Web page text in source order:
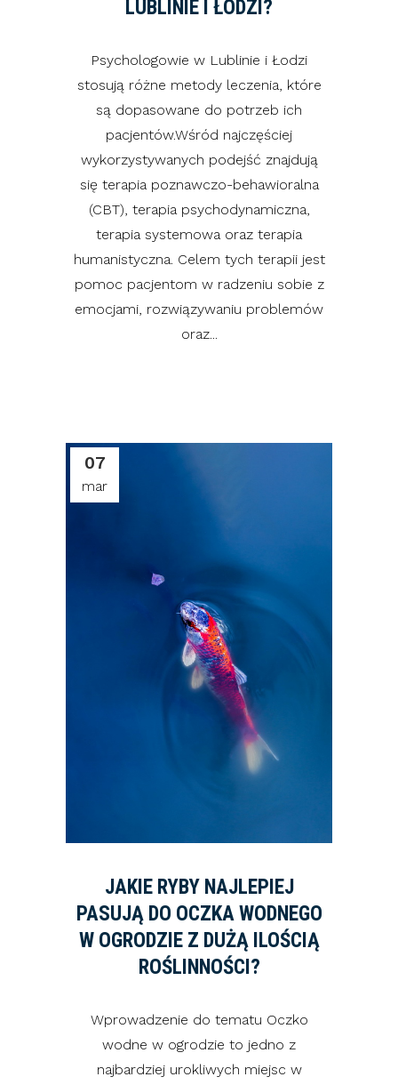
LUBLINIE I ŁODZI?
Psychologowie w Lublinie i Łodzi
stosują różne metody leczenia, które
są dopasowane do potrzeb ich
pacjentów.Wśród najczęściej
wykorzystywanych podejść znajdują
się terapia poznawczo-behawioralna
(CBT), terapia psychodynamiczna,
terapia systemowa oraz terapia
humanistyczna. Celem tych terapii jest
pomoc pacjentom w radzeniu sobie z
emocjami, rozwiązywaniu problemów
oraz...
07
mar
JAKIE RYBY NAJLEPIEJ
PASUJĄ DO OCZKA WODNEGO
W OGRODZIE Z DUŻĄ ILOŚCIĄ
ROŚLINNOŚCI?
Wprowadzenie do tematu Oczko
wodne w ogrodzie to jedno z
najbardziej urokliwych miejsc w